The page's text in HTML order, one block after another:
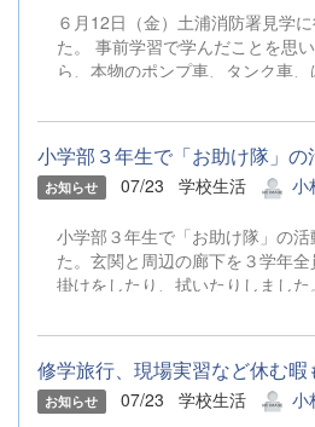
ださりました。
６月12日（金）土浦消防署見学
た。 事前学習で学んだことを思
ら、本物のポンプ車、タンク車
説に、児童の目はきらきら輝い
かっこいい消防士さんの姿に「
防士！」の声もたくさん聞こえ
児童にとって、憧れが膨らむ素敵
大興奮。消防士さんの詳しい説明
いています。 救急車の内部へ潜
見られない貴重な装備の数々に興
防士になりきって、大満足でした
お知らせ 07/23 学校生活 小
小学部３年生で「お助け隊」の活
た。玄関と周辺の廊下を３学年
掛けをしたり、拭いたりしました
お知らせ 07/23 学校生活 小